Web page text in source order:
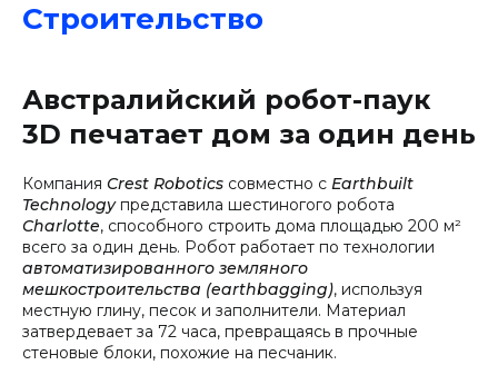
Строительство
Австралийский робот-паук
3D печатает дом за один день
Компания Crest Robotics совместно с Earthbuilt
Technologyпредставила шестиногого робота
Charlotte, способного строить дома площадью 200 м²
всего за один день. Робот работает по технологии
автоматизированного земляного
мешкостроительства (earthbagging), используя
местную глину, песок и заполнители. Материал
затвердевает за 72 часа, превращаясь в прочные
стеновые блоки, похожие на песчаник.